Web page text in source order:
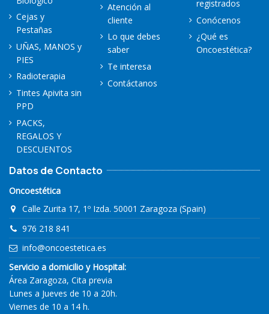
Cejas y
Pestañas
UÑAS, MANOS y
PIES
Radioterapia
Tintes Apivita sin
PPD
PACKS,
REGALOS Y
DESCUENTOS
Atención al
cliente
Lo que debes
saber
Te interesa
Contáctanos
registrados
Conócenos
¿Qué es
Oncoestética?
Datos de Contacto
Oncoestética
Calle Zurita 17, 1º Izda. 50001 Zaragoza (Spain)
976 218 841
info@oncoestetica.es
Servicio a domicilio y Hospital:
Área Zaragoza, Cita previa
Lunes a Jueves de 10 a 20h.
Viernes de 10 a 14 h.